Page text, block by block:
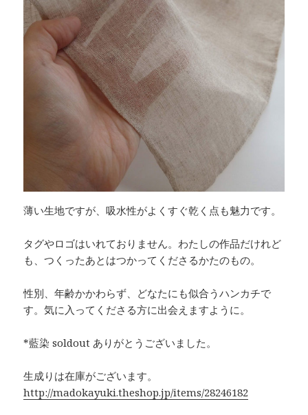
薄い生地ですが、吸水性がよくすぐ乾く点も魅力です。
タグやロゴはいれておりません。わたしの作品だけれど
も、つくったあとはつかってくださるかたのもの。
性別、年齢かかわらず、どなたにも似合うハンカチで
す。気に入ってくださる方に出会えますように。
*藍染 soldout ありがとうございました。
生成りは在庫がございます。
http://madokayuki.theshop.jp/items/28246182